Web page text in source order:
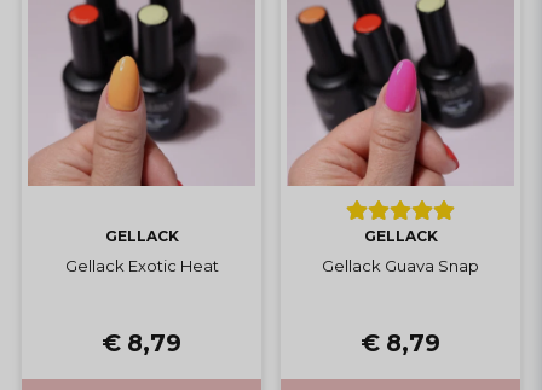
GELLACK
Gellack Exotic Heat
€ 8,79
GELLACK
Gellack Guava Snap
€ 8,79